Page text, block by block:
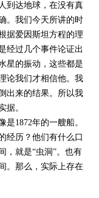
到达地球，在没有真
。我们今天所讲的时
据爱因斯坦方程的理
经过几个事件论证出
星的振动，这些都是
论我们才相信他。我
出来的结果。所以我
据。
1872年的一艘船。
经历？他们有什么口
，就是“虫洞”。也有
。那么，实际上存在